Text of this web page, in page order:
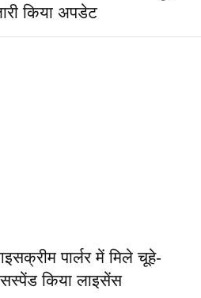
किया अपडेट
पार्लर में मिले चूहे-
सस्पेंड किया लाइसेंस